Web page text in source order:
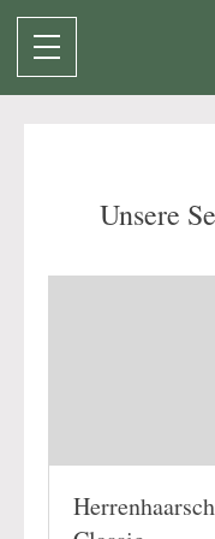
Unsere